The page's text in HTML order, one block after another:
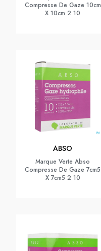
Compresse De Gaze 10cm
X 10cm 2 10
ABSO
Marque Verte Abso
Compresse De Gaze 7cm5
X 7cm5 2 10